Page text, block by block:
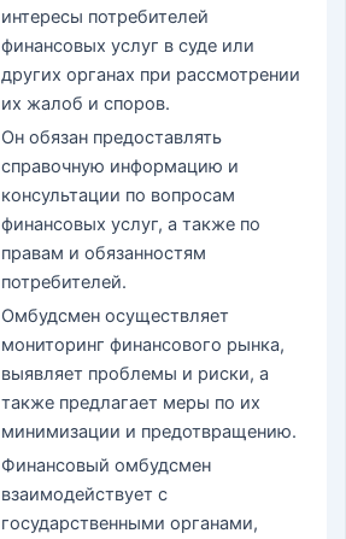
интересы потребителей
финансовых услуг в суде или
других органах при рассмотрении
их жалоб и споров.
Он обязан предоставлять
справочную информацию и
консультации по вопросам
финансовых услуг, а также по
правам и обязанностям
потребителей.
Омбудсмен осуществляет
мониторинг финансового рынка,
выявляет проблемы и риски, а
также предлагает меры по их
минимизации и предотвращению.
Финансовый омбудсмен
взаимодействует с
государственными органами,